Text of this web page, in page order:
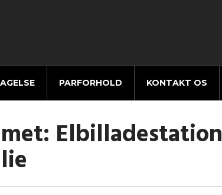
PARFORHOLD KONTAKT OS
Elbilladestation